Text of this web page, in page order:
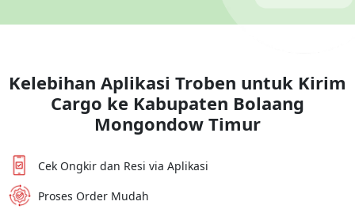
Kelebihan Aplikasi Troben untuk Kirim
Cargo ke Kabupaten Bolaang
Mongondow Timur
Cek Ongkir dan Resi via Aplikasi
Proses Order Mudah